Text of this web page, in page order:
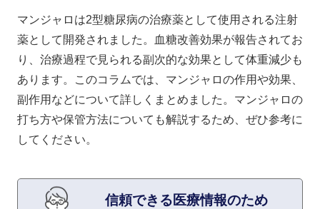
マンジャロは2型糖尿病の治療薬として使用される注射
薬として開発されました。血糖改善効果が報告されてお
り、治療過程で見られる副次的な効果として体重減少も
あります。このコラムでは、マンジャロの作用や効果、
副作用などについて詳しくまとめました。マンジャロの
打ち方や保管方法についても解説するため、ぜひ参考に
してください。
信頼できる医療情報のため